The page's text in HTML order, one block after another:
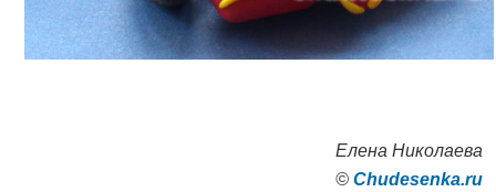
Елена Николаева
© Сhudesenka.ru